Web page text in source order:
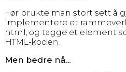
Før brukte man stort sett å
implementere et
html, og tagge et element
HTML-koden.
Men bedre nå…